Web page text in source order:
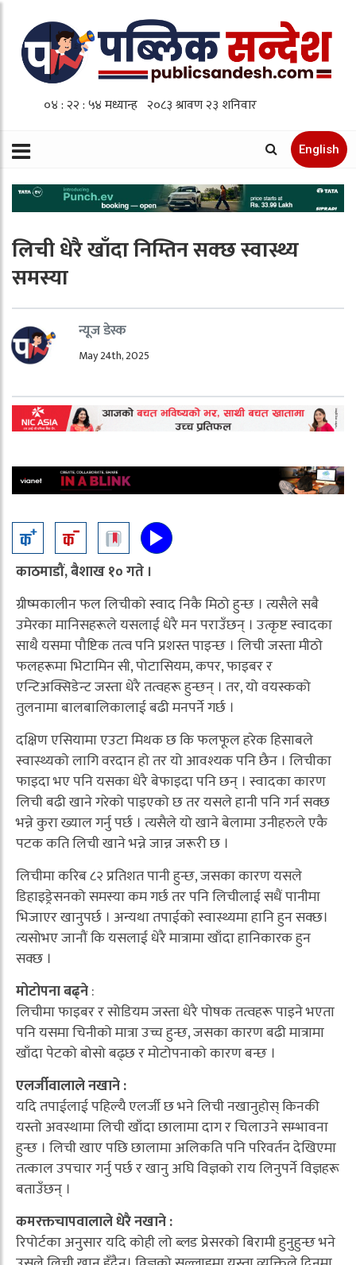
English
लिची धेरै खाँदा निम्तिन सक्छ स्वास्थ्य
समस्या
न्यूज डेस्क
May 24th, 2025
काठमाडौं, बैशाख १० गते ।
ग्रीष्मकालीन फल लिचीको स्वाद निकै मिठो हुन्छ । त्यसैले सबै
उमेरका मानिसहरूले यसलाई धेरै मन पराउँछन् । उत्कृष्ट स्वादका
साथै यसमा पौष्टिक तत्व पनि प्रशस्त पाइन्छ । लिची जस्ता मीठो
फलहरूमा भिटामिन सी, पोटासियम, कपर, फाइबर र
एन्टिअक्सिडेन्ट जस्ता धेरै तत्वहरू हुन्छन् । तर, यो वयस्कको
तुलनामा बालबालिकालाई बढी मनपर्ने गर्छ ।
दक्षिण एसियामा एउटा मिथक छ कि फलफूल हरेक हिसाबले
स्वास्थ्यको लागि वरदान हो तर यो आवश्यक पनि छैन । लिचीका
फाइदा भए पनि यसका धेरै बेफाइदा पनि छन् । स्वादका कारण
लिची बढी खाने गरेको पाइएको छ तर यसले हानी पनि गर्न सक्छ
भन्ने कुरा ख्याल गर्नु पर्छ । त्यसैले यो खाने बेलामा उनीहरुले एकै
पटक कति लिची खाने भन्ने जान्न जरूरी छ ।
लिचीमा करिब ८२ प्रतिशत पानी हुन्छ, जसका कारण यसले
डिहाइड्रेसनको समस्या कम गर्छ तर पनि लिचीलाई सधैं पानीमा
भिजाएर खानुपर्छ । अन्यथा तपाईको स्वास्थ्यमा हानि हुन सक्छ।
त्यसोभए जानौं कि यसलाई धेरै मात्रामा खाँदा हानिकारक हुन
सक्छ ।
मोटोपना बढ्ने:
लिचीमा फाइबर र सोडियम जस्ता धेरै पोषक तत्वहरू पाइने भएता
पनि यसमा चिनीको मात्रा उच्च हुन्छ, जसका कारण बढी मात्रामा
खाँदा पेटको बोसो बढ्छ र मोटोपनाको कारण बन्छ ।
एलर्जीवालाले नखाने :
यदि तपाईलाई पहिल्यै एलर्जी छ भने लिची नखानुहोस् किनकी
यस्तो अवस्थामा लिची खाँदा छालामा दाग र चिलाउने सम्भावना
हुन्छ । लिची खाए पछि छालामा अलिकति पनि परिवर्तन देखिएमा
तत्काल उपचार गर्नु पर्छ र खानु अघि विज्ञको राय लिनुपर्ने विज्ञहरू
बताउँछन् ।
कमरक्तचापवालाले धेरै नखाने :
रिपोर्टका अनुसार यदि कोही लो ब्लड प्रेसरको बिरामी हुनुहुन्छ भने